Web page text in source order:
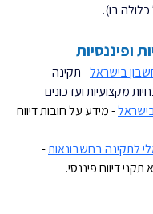
ופיננסיות
בישראל- תקינה
מקצועיות ועדכונים
- מידע על חובות דיווח
לתקינה בחשבונאות -
דיווח פיננסי.